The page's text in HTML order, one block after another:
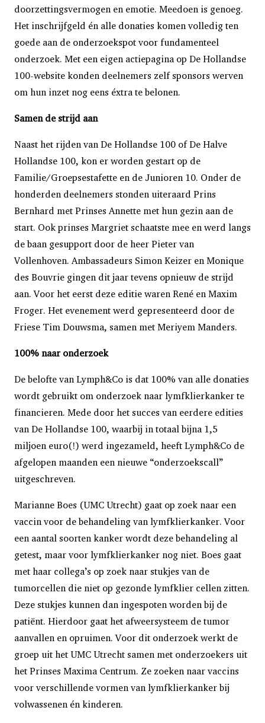
doorzettingsvermogen en emotie. Meedoen is genoeg.
Het inschrijfgeld én alle donaties komen volledig ten
goede aan de onderzoekspot voor fundamenteel
onderzoek. Met een eigen actiepagina op De Hollandse
100-website konden deelnemers zelf sponsors werven
om hun inzet nog eens éxtra te belonen.
Samen de strijd aan
Naast het rijden van De Hollandse 100 of De Halve
Hollandse 100, kon er worden gestart op de
Familie/Groepsestafette en de Junioren 10. Onder de
honderden deelnemers stonden uiteraard Prins
Bernhard met Prinses Annette met hun gezin aan de
start. Ook prinses Margriet schaatste mee en werd langs
de baan gesupport door de heer Pieter van
Vollenhoven. Ambassadeurs Simon Keizer en Monique
des Bouvrie gingen dit jaar tevens opnieuw de strijd
aan. Voor het eerst deze editie waren René en Maxim
Froger. Het evenement werd gepresenteerd door de
Friese Tim Douwsma, samen met Meriyem Manders.
100% naar onderzoek
De belofte van Lymph&Co is dat 100% van alle donaties
wordt gebruikt om onderzoek naar lymfklierkanker te
financieren. Mede door het succes van eerdere edities
van De Hollandse 100, waarbij in totaal bijna 1,5
miljoen euro(!) werd ingezameld, heeft Lymph&Co de
afgelopen maanden een nieuwe “onderzoekscall”
uitgeschreven.
Marianne Boes (UMC Utrecht) gaat op zoek naar een
vaccin voor de behandeling van lymfklierkanker. Voor
een aantal soorten kanker wordt deze behandeling al
getest, maar voor lymfklierkanker nog niet. Boes gaat
met haar collega’s op zoek naar stukjes van de
tumorcellen die niet op gezonde lymfklier cellen zitten.
Deze stukjes kunnen dan ingespoten worden bij de
patiënt. Hierdoor gaat het afweersysteem de tumor
aanvallen en opruimen. Voor dit onderzoek werkt de
groep uit het UMC Utrecht samen met onderzoekers uit
het Prinses Maxima Centrum. Ze zoeken naar vaccins
voor verschillende vormen van lymfklierkanker bij
volwassenen én kinderen.